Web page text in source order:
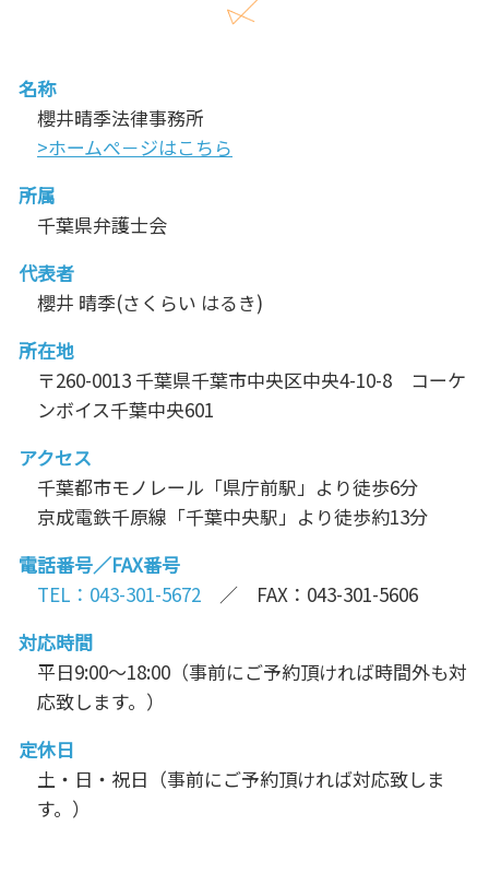
名称
櫻井晴季法律事務所
>ホームぺ－ジはこちら
所属
千葉県弁護士会
代表者
櫻井 晴季(さくらい はるき)
所在地
〒260-0013 千葉県千葉市中央区中央4-10-8 コーケ
ンボイス千葉中央601
アクセス
千葉都市モノレール「県庁前駅」より徒歩6分
京成電鉄千原線「千葉中央駅」より徒歩約13分
電話番号／FAX番号
TEL：043-301-5672 ／ FAX：043-301-5606
対応時間
平日9:00～18:00（事前にご予約頂ければ時間外も対
応致します。）
定休日
土・日・祝日（事前にご予約頂ければ対応致しま
す。）